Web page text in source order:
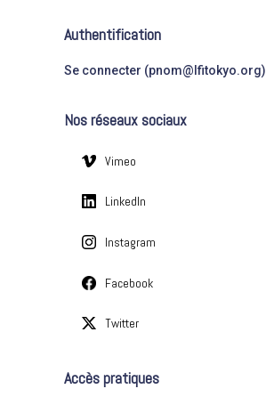
g
o
e
Authentification
Se connecter (pnom@lfitokyo.org)
Nos réseaux sociaux
Vimeo
LinkedIn
Instagram
Facebook
Twitter
Accès pratiques